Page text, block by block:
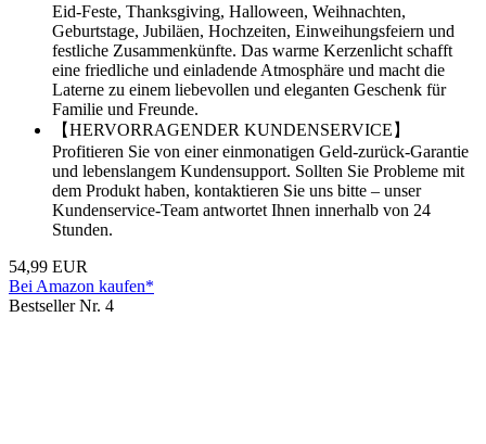
Eid-Feste, Thanksgiving, Halloween, Weihnachten,
Geburtstage, Jubiläen, Hochzeiten, Einweihungsfeiern und
festliche Zusammenkünfte. Das warme Kerzenlicht schafft
eine friedliche und einladende Atmosphäre und macht die
Laterne zu einem liebevollen und eleganten Geschenk für
Familie und Freunde.
【HERVORRAGENDER KUNDENSERVICE】
Profitieren Sie von einer einmonatigen Geld-zurück-Garantie
und lebenslangem Kundensupport. Sollten Sie Probleme mit
dem Produkt haben, kontaktieren Sie uns bitte – unser
Kundenservice-Team antwortet Ihnen innerhalb von 24
Stunden.
54,99 EUR
Bei Amazon kaufen*
Bestseller Nr. 4